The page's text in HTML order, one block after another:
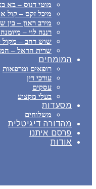
מוטי דנוס – בא
מיכל זקס – קול
מירב ראון – בין
רננה לוי –
שוש רהב – מקול
שרית הראל –
המומחים
רופאים ומרפאות
עורכי דין
עסקים
בעלי מקצוע
מסעדות
משלוחים
מהדורה דיגיטלית
פרסם איתנו
אודות